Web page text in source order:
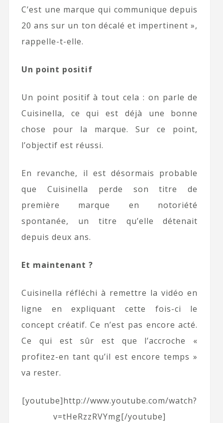
C’est une marque qui communique depuis
20 ans sur un ton décalé et impertinent »,
rappelle-t-elle.
Un point positif
Un point positif à tout cela : on parle de
Cuisinella, ce qui est déjà une bonne
chose pour la marque. Sur ce point,
l’objectif est réussi.
En revanche, il est désormais probable
que Cuisinella perde son titre de
première marque en notoriété
spontanée, un titre qu’elle détenait
depuis deux ans.
Et maintenant ?
Cuisinella réfléchi à remettre la vidéo en
ligne en expliquant cette fois-ci le
concept créatif. Ce n’est pas encore acté.
Ce qui est sûr est que l’accroche «
profitez-en tant qu’il est encore temps »
va rester.
[youtube]http://www.youtube.com/watch?
v=tHeRzzRVYmg[/youtube]